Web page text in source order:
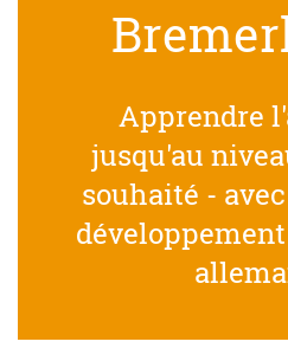
Apprendre
jusqu'au
souhaité -